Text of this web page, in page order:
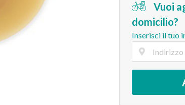
Vuoi
domicilio?
Inserisci il tuo